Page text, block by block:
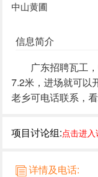
中山黄圃
信息简介
广东招聘瓦工
7.2米，进场就可以
老乡可电话联系，
项目讨论组:点击进
详情及电话: